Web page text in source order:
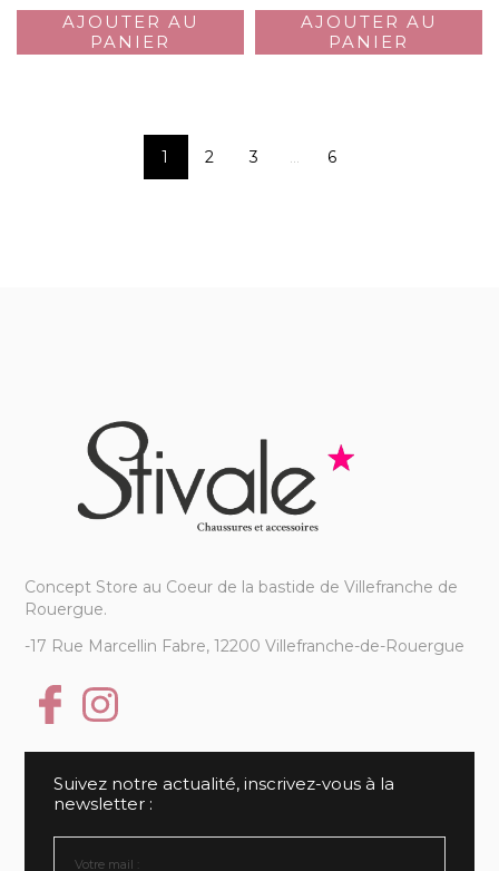
AJOUTER AU
PANIER
AJOUTER AU
PANIER
1 2 3 6
Concept Store au Coeur de la bastide de Villefranche de
Rouergue.
-17 Rue Marcellin Fabre, 12200 Villefranche-de-Rouergue
Suivez notre actualité, inscrivez-vous à la
newsletter :